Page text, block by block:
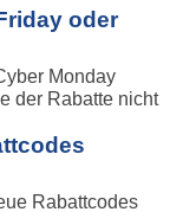
oder
Monday
der Rabatte nicht
Rabattcodes